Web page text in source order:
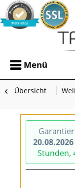
Menü
Übersicht
20.08.2026
Stunden,